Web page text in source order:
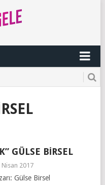
GÜLSE BIRSEL
Nisan 2017
Gülse Birsel